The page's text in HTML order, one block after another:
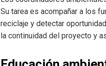
Su tarea es acompañar a los
reciclaje y detectar
la continuidad del proyecto y